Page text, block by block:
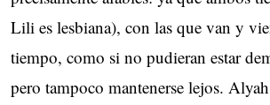
Lili es lesbiana), con las que van y
tiempo, como si no pudieran estar
pero tampoco mantenerse lejos.